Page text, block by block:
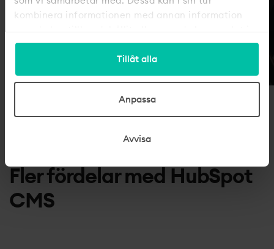
kombinera informationen med annan information
när du har använt deras tjänster.
Tillåt alla
Anpassa
Avvisa
Fler fördelar med HubSpot
CMS